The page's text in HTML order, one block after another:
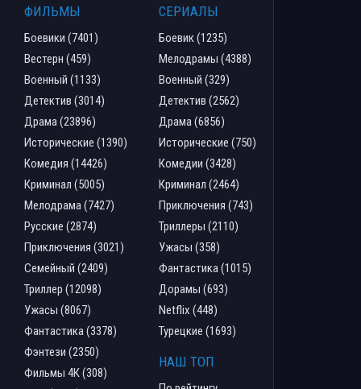
ФИЛЬМЫ
Боевики (7401)
Вестерн (459)
Военный (1133)
Детектив (3014)
Драма (23896)
Исторические (1390)
Комедия (14426)
Криминал (5005)
Мелодрама (7427)
Русские (2874)
Приключения (3021)
Семейный (2409)
Триллер (12098)
Ужасы (8067)
Фантастика (3378)
Фэнтези (2350)
Фильмы 4К (308)
СЕРИАЛЫ
Боевик (1235)
Мелодрамы (4388)
Военный (329)
Детектив (2562)
Драма (6856)
Исторические (750)
Комедии (3428)
Криминал (2464)
Приключения (743)
Триллеры (2110)
Ужасы (358)
Фантастика (1015)
Дорамы (693)
Netflix (448)
Турецкие (1693)
НАШ ТОП